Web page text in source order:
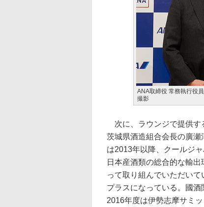
ANA取締役 常務執行役
撮影
次に、ラウンジで提供す
茨城県酒造組合会長の廣瀬
は2013年以降、クールジ
日本産酒類の総合的な輸
って取り組んでいただい
プラスになっている。國酒
2016年度は伊勢志摩サミ